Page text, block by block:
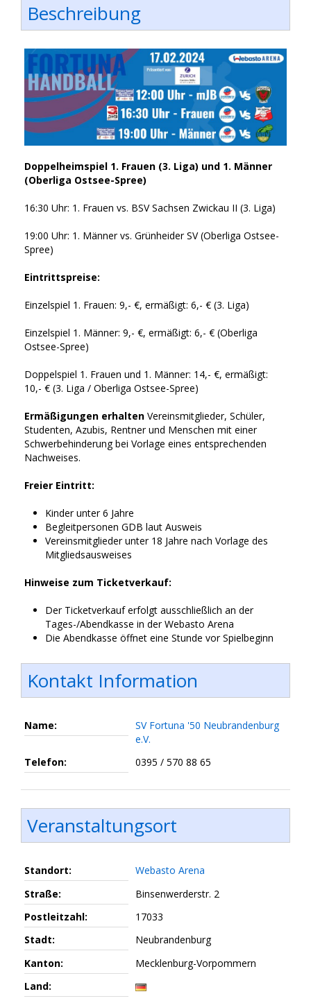
Beschreibung
Doppelheimspiel 1. Frauen (3. Liga) und 1. Männer
(Oberliga Ostsee-Spree)
16:30 Uhr: 1. Frauen vs. BSV Sachsen Zwickau II (3. Liga)
19:00 Uhr: 1. Männer vs. Grünheider SV (Oberliga Ostsee-
Spree)
Eintrittspreise:
Einzelspiel 1. Frauen: 9,- €, ermäßigt: 6,- € (3. Liga)
Einzelspiel 1. Männer: 9,- €, ermäßigt: 6,- € (Oberliga
Ostsee-Spree)
Doppelspiel 1. Frauen und 1. Männer: 14,- €, ermäßigt:
10,- € (3. Liga / Oberliga Ostsee-Spree)
Ermäßigungen erhalten Vereinsmitglieder, Schüler,
Studenten, Azubis, Rentner und Menschen mit einer
Schwerbehinderung bei Vorlage eines entsprechenden
Nachweises.
Freier Eintritt:
Kinder unter 6 Jahre
Begleitpersonen GDB laut Ausweis
Vereinsmitglieder unter 18 Jahre nach Vorlage des
Mitgliedsausweises
Hinweise zum Ticketverkauf:
Der Ticketverkauf erfolgt ausschließlich an der
Tages-/Abendkasse in der Webasto Arena
Die Abendkasse öffnet eine Stunde vor Spielbeginn
Kontakt Information
Name:
SV Fortuna '50 Neubrandenburg
e.V.
Telefon:
0395 / 570 88 65
Veranstaltungsort
Standort:
Webasto Arena
Straße:
Binsenwerderstr. 2
Postleitzahl:
17033
Stadt:
Neubrandenburg
Kanton:
Mecklenburg-Vorpommern
Land: